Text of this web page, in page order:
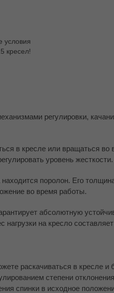
условия
кресел!
регулировки,
в кресле или вращаться во
уровень жесткости.
поролон. Его
во время работы.
абсолютную
на кресло составляет
раскачиваться в кресле и
степени
спинки в исходное